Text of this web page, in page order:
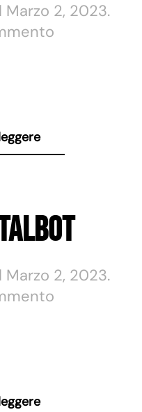
Marzo 2, 2023.
Marzo 2, 2023.